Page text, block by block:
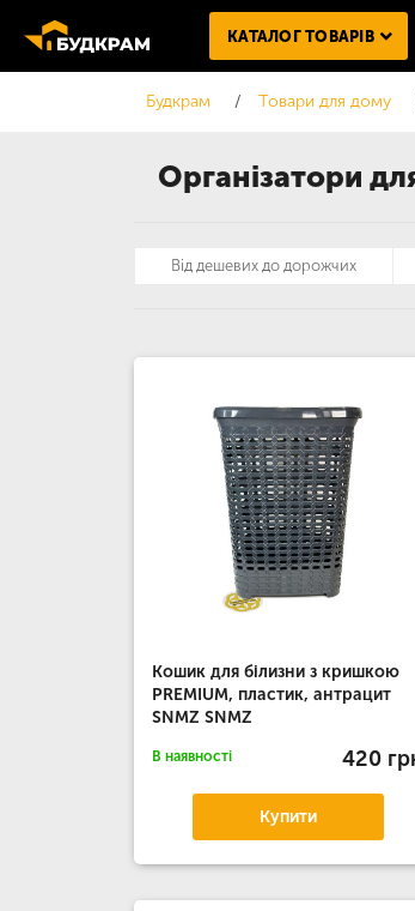
Організатори
КАТАЛОГ ТОВАРІВ
Будкрам Товари для дому
Кошик для білизни з кришкою
PREMIUM, пластик, антрацит
SNMZ SNMZ
В наявності 420
Купити
Від дешевих до дорожчих